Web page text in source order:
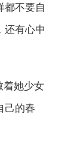
都不要自
还有心中
着她少女
己的春